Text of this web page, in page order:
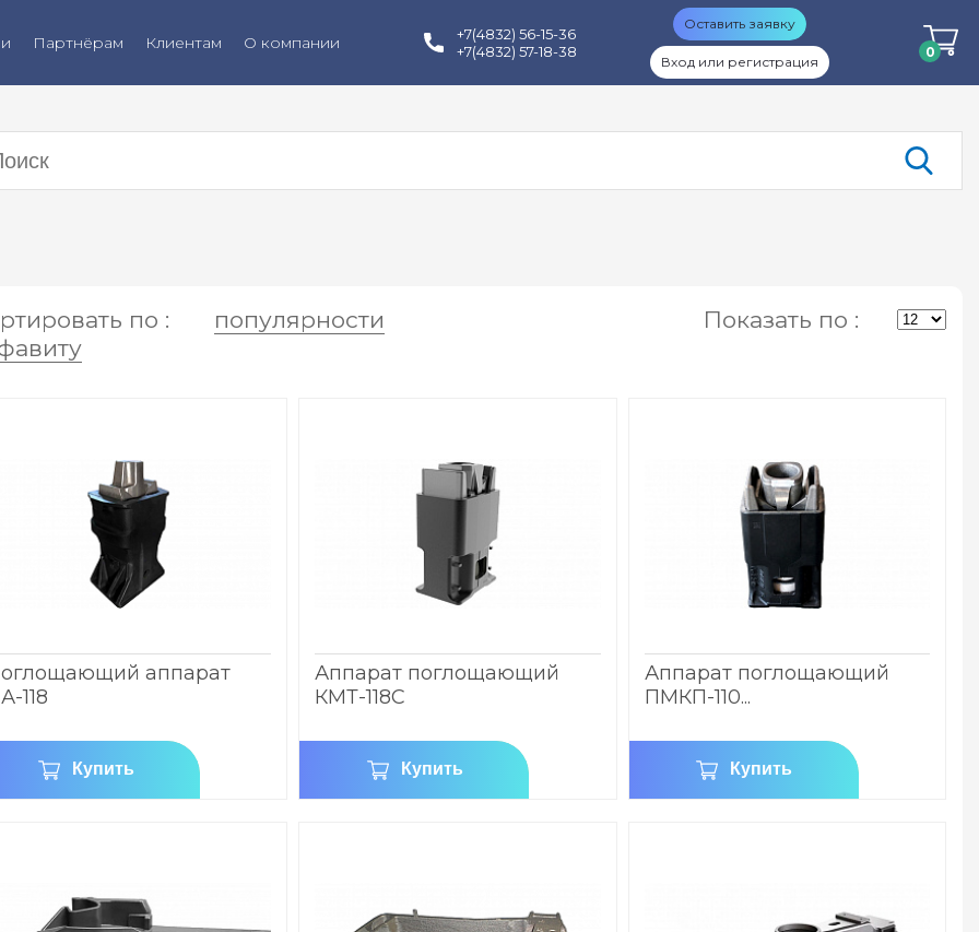
Партнёрам Клиентам О компании
+7(4832) 56-15-36
+7(4832) 57-18-38
Оставить заявку
Вход или регистрация
0
по :
популярности
Показать по :
аппарат
118
Купить
Аппарат поглощающий
КМТ-118С
Купить
Аппарат поглощающий
ПМКП-110...
Купить